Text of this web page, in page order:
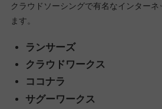
クラウドソーシングで有名なインター
ます。
ランサーズ
クラウドワークス
ココナラ
サグーワークス